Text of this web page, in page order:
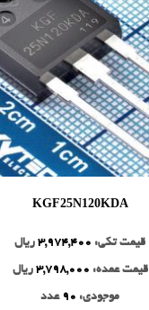
KGF25N120KDA
قیمت تکی: 3,974,400 ریال
قیمت عمده: 3,798,000 ریال
موجودی: 90 عدد